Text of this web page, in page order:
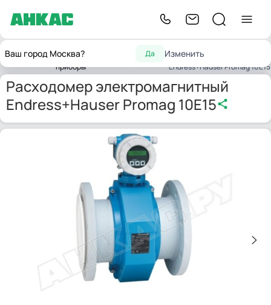
Ваш город Москва? Да Изменить
Главнаяизмерительные
приборы
Расходомерыэлектромагнитный
Endress+Hauser Promag 10E15
Расходомер электромагнитный
Endress+Hauser Promag 10E15